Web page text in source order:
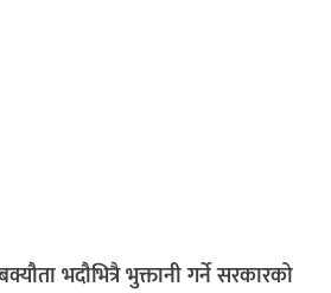
भदौभित्रै भुक्तानी गर्ने सरकारको